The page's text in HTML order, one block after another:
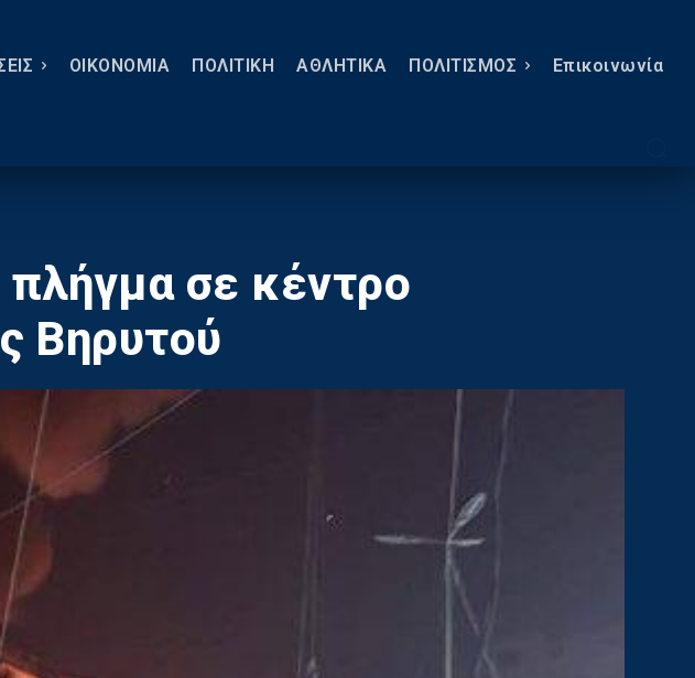
ΟΙΚΟΝΟΜΙΑ ΠΟΛΙΤΙΚΗ ΑΘΛΗΤΙΚΑ ΠΟΛΙΤΙΣΜΟΣ Eπικοινωνία
πλήγμα σε κέντρο
Βηρυτού